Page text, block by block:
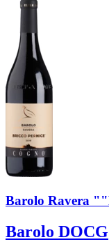
Barolo Ravera
Barolo DOCG